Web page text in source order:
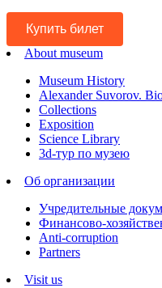
Купить билет
About museum
Museum History
Alexander Suvorov.
Collections
Exposition
Science Library
3d-тур по музею
Об организации
Учредительные
Финансово-
Anti-corruption
Partners
Visit us